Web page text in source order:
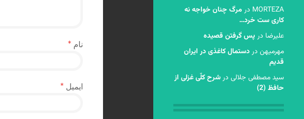
MORTEZA در مرگ چنان خواجه نه
کاری ست خرد…
عليرضا در پس گرفتن قصیده
مهرمیهن دردستمال کاغذی در ایران
قدیم
سید مصطفی جلالی درشرح کلّی غزلی از
حافظ (2)
نام *
ایمیل *